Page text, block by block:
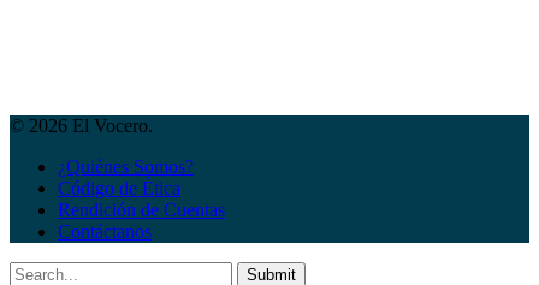
© 2026 El Vocero.
¿Quiénes Somos?
Código de Ética
Rendición de Cuentas
Contáctanos
Submit